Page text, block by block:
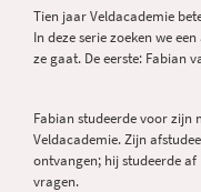
Tien jaar Veldacademie
In deze serie zoeken we
ze gaat. De eerste: Fabian
Fabian studeerde voor zijn
Veldacademie. Zijn
ontvangen; hij studeerde af
vragen.